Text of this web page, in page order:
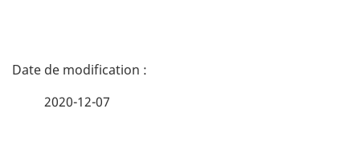
D
2020-12-07